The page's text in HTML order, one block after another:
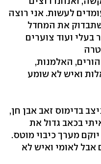
לעשות. אני רוצה
את המחדל
בעלי ועוד צוערים
האלמנות,
ואיש לא שומע
בדימוס זאב אבן חן,
בכאב גדול את
מערך כיבוי מוטס.
אבל לאומי ואיש לא